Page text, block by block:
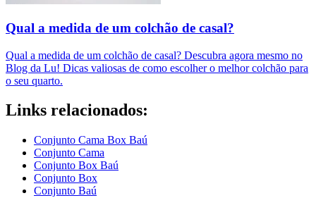
Qual a medida de um colchão de casal?
Qual a medida de um colchão de casal? Descubra agora mesmo no
Blog da Lu! Dicas valiosas de como escolher o melhor colchão para
o seu quarto.
Links relacionados:
Conjunto Cama Box Baú
Conjunto Cama
Conjunto Box Baú
Conjunto Box
Conjunto Baú